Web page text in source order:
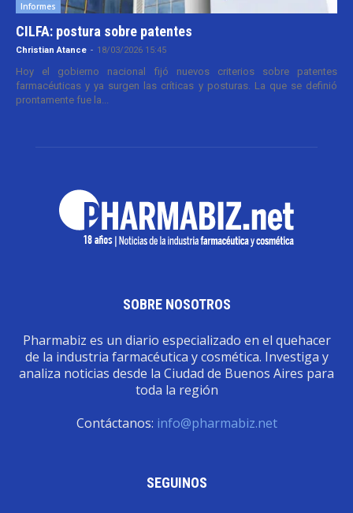
Informes
CILFA: postura sobre patentes
Christian Atance - 18/03/2026 15:45
Hoy el gobierno nacional fijó nuevos criterios sobre patentes
farmacéuticas y ya surgen las críticas y posturas. La que se definió
prontamente fue la...
SOBRE NOSOTROS
Pharmabiz es un diario especializado en el quehacer
de la industria farmacéutica y cosmética. Investiga y
analiza noticias desde la Ciudad de Buenos Aires para
toda la región
Contáctanos: info@pharmabiz.net
SEGUINOS